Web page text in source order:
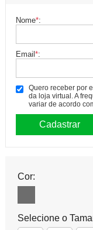
Nome*:
Email*:
Quero receber por
da loja virtual. A
variar de acordo
Cor:
Selecione o